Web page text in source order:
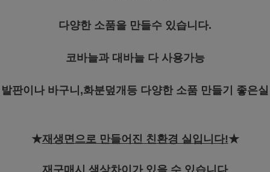
다양한 소품을 만들수 있습니다.
코바늘과 대바늘 다 사용가능
발판이나 바구니,화분덮개등 다양한 소품 만들기 좋은실
★재생면으로 만들어진 친환경 실입니다!★